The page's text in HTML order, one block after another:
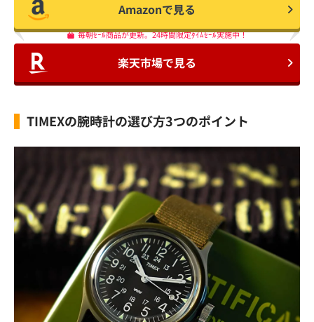
Amazonで見る
毎朝ｾｰﾙ商品が更新。24時間限定ﾀｲﾑｾｰﾙ実施中！
楽天市場で見る
TIMEXの腕時計の選び方3つのポイント